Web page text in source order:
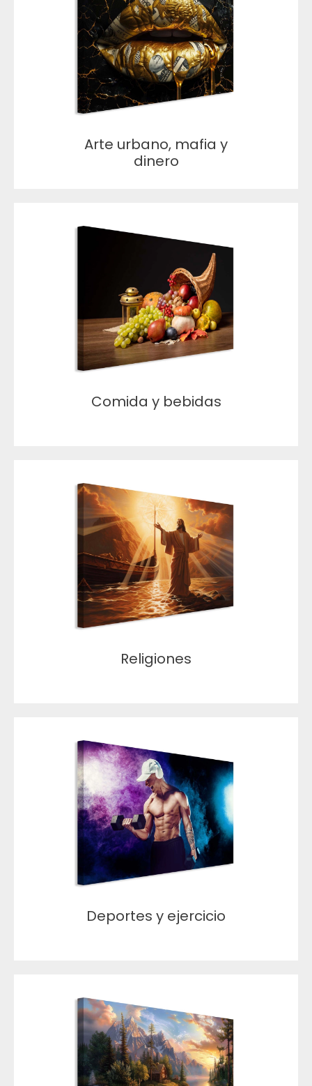
Arte urbano, mafia y
dinero
Comida y bebidas
Religiones
Deportes y ejercicio